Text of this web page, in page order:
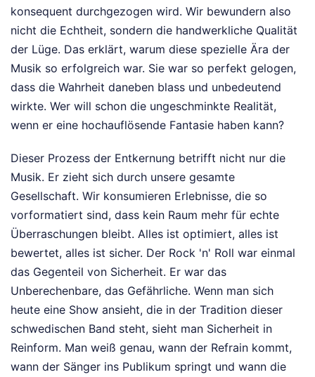
konsequent durchgezogen wird. Wir bewundern also
nicht die Echtheit, sondern die handwerkliche Qualität
der Lüge. Das erklärt, warum diese spezielle Ära der
Musik so erfolgreich war. Sie war so perfekt gelogen,
dass die Wahrheit daneben blass und unbedeutend
wirkte. Wer will schon die ungeschminkte Realität,
wenn er eine hochauflösende Fantasie haben kann?
Dieser Prozess der Entkernung betrifft nicht nur die
Musik. Er zieht sich durch unsere gesamte
Gesellschaft. Wir konsumieren Erlebnisse, die so
vorformatiert sind, dass kein Raum mehr für echte
Überraschungen bleibt. Alles ist optimiert, alles ist
bewertet, alles ist sicher. Der Rock 'n' Roll war einmal
das Gegenteil von Sicherheit. Er war das
Unberechenbare, das Gefährliche. Wenn man sich
heute eine Show ansieht, die in der Tradition dieser
schwedischen Band steht, sieht man Sicherheit in
Reinform. Man weiß genau, wann der Refrain kommt,
wann der Sänger ins Publikum springt und wann die